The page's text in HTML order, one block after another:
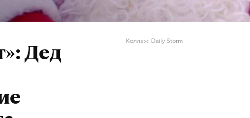
Дед
Коллаж: Daily Storm